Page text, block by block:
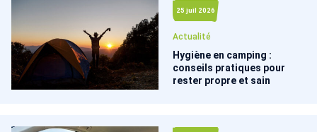
25 juil 2026
Actualité
Hygiène en camping :
conseils pratiques pour
rester propre et sain